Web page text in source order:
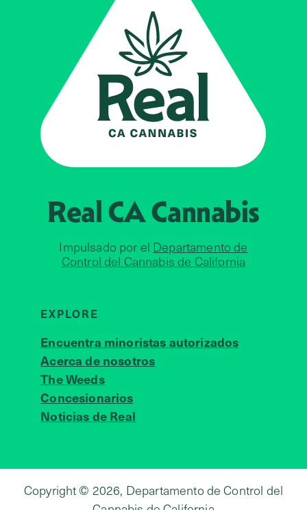
Real CACannabis
Impulsado por el Departamento de
Control del Cannabis de California
EXPLORE
Encuentra minoristas autorizados
Acerca de nosotros
The Weeds
Concesionarios
Noticias de Real
Copyright © 2026, Departamento de Control del